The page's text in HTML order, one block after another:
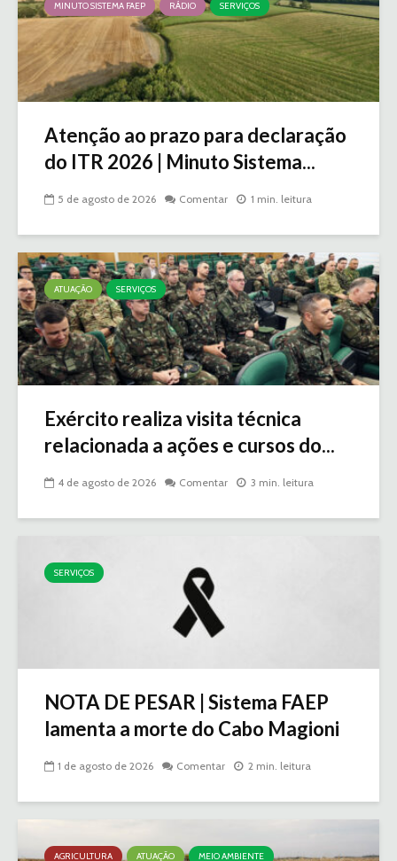
MINUTO SISTEMA FAEP RÁDIO SERVIÇOS
Atenção ao prazo para declaração
do ITR 2026 | Minuto Sistema...
5 de agosto de 2026 Comentar 1 min. leitura
ATUAÇÃO SERVIÇOS
Exército realiza visita técnica
relacionada a ações e cursos do...
4 de agosto de 2026 Comentar 3 min. leitura
SERVIÇOS
NOTA DE PESAR | Sistema FAEP
lamenta a morte do Cabo Magioni
1 de agosto de 2026 Comentar 2 min. leitura
AGRICULTURA ATUAÇÃO
MEIO AMBIENTE